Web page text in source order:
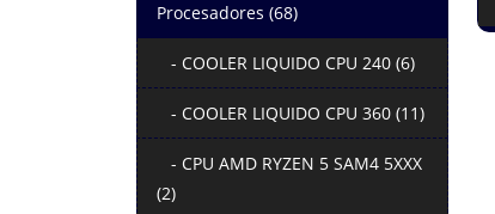
Procesadores (68)
- COOLER LIQUIDO CPU 240 (6)
- COOLER LIQUIDO CPU 360 (11)
- CPU AMD RYZEN 5 SAM4 5XXX
(2)